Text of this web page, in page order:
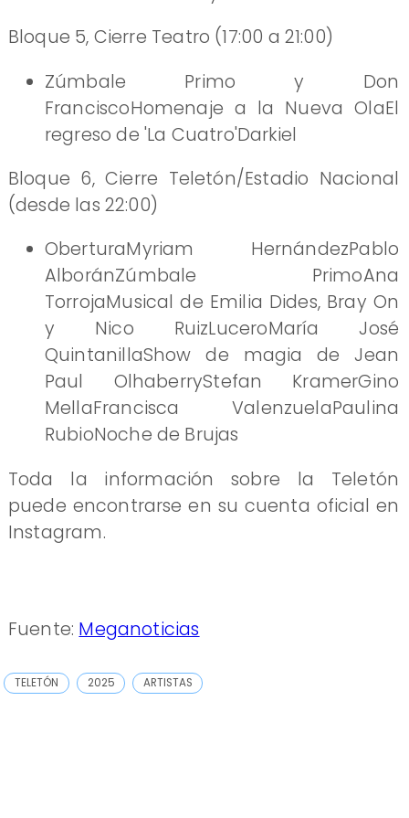
Bloque 5, Cierre Teatro (17:00 a 21:00)
Zúmbale Primo y Don
FranciscoHomenaje a la Nueva OlaEl
regreso de 'La Cuatro'Darkiel
Bloque 6, Cierre Teletón/Estadio Nacional
(desde las 22:00)
OberturaMyriam HernándezPablo
AlboránZúmbale PrimoAna
TorrojaMusical de Emilia Dides, Bray On
y Nico RuizLuceroMaría José
QuintanillaShow de magia de Jean
Paul OlhaberryStefan KramerGino
MellaFrancisca ValenzuelaPaulina
RubioNoche de Brujas
Toda la información sobre la Teletón
puede encontrarse en su cuenta oficial en
Instagram.
Fuente: Meganoticias
TELETÓN 2025 ARTISTAS